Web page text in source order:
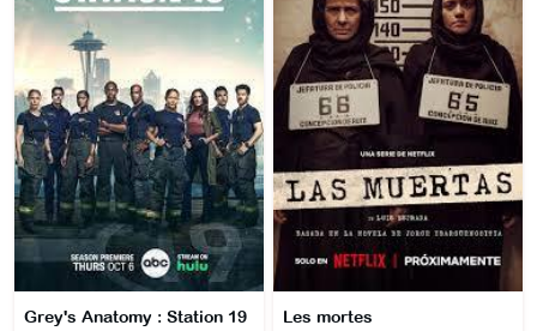
Grey's Anatomy : Station 19 Les mortes